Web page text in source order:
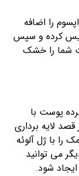
را اضافه
مدت 30 تا 60 دقیقه خیس کرده و سپس
شما را خشک
پوست با
لایه برداری
را با ژل آلوئه
می توانید
شود.